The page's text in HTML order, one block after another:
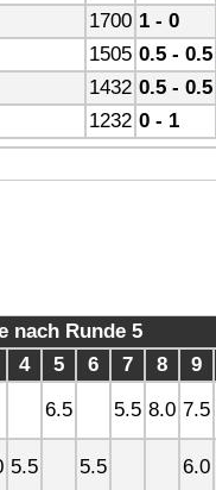
1700 1 - 0
1505 0.5 - 0.5
1432 0.5 - 0.5
1232 0 - 1
nach Runde 5
4 5 6 7 8 9
6.5 5.5 8.0 7.5
5.5 5.5 6.0